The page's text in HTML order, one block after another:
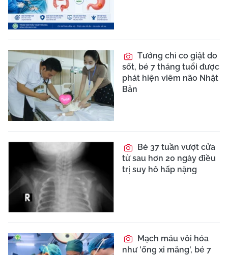
Tưởng chỉ co giật do
sốt, bé 7 tháng tuổi được
phát hiện viêm não Nhật
Bản
Bé 37 tuần vượt cửa
tử sau hơn 20 ngày điều
trị suy hô hấp nặng
Mạch máu vôi hóa
như 'ống xi măng', bé 7